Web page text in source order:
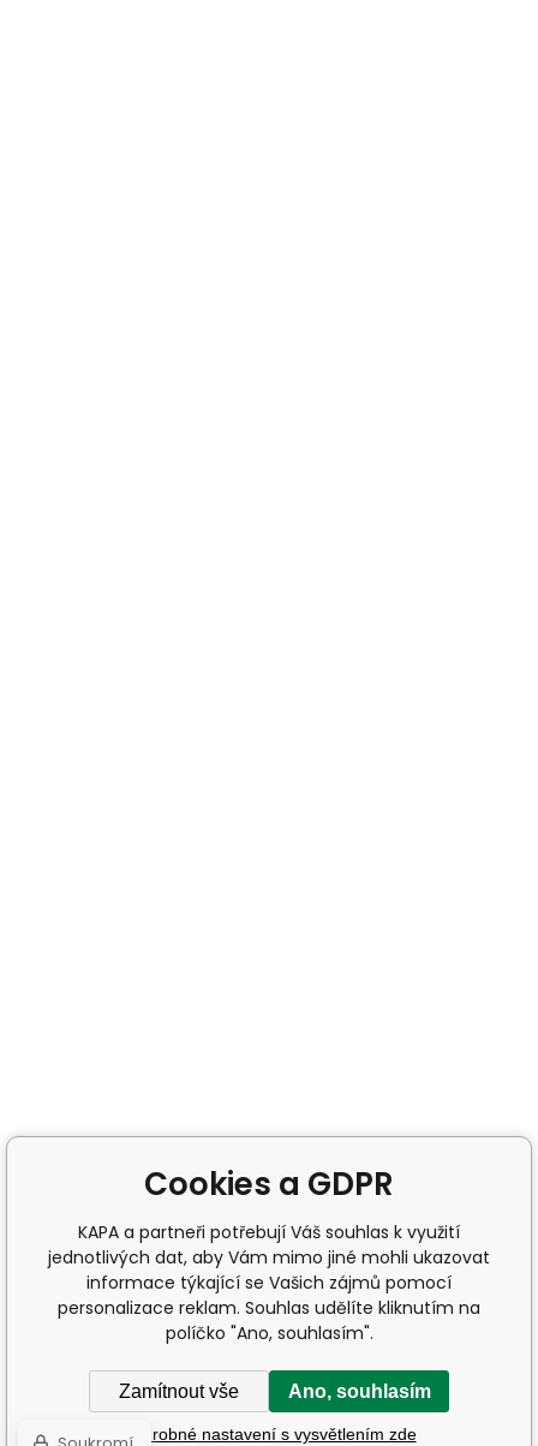
Cookies a GDPR
KAPA a partneři potřebují Váš souhlas k využití
jednotlivých dat, aby Vám mimo jiné mohli ukazovat
informace týkající se Vašich zájmů pomocí
personalizace reklam. Souhlas udělíte kliknutím na
políčko "Ano, souhlasím".
Zamítnout vše Ano, souhlasím
Podrobné nastavení s vysvětlením zde